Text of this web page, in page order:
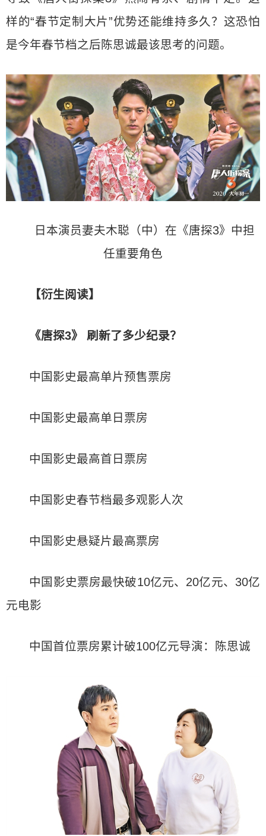
样的“春节定制大片”优势还能维持多久？这恐怕
是今年春节档之后陈思诚最该思考的问题。
日本演员妻夫木聪（中）在《唐探3》中担
任重要角色
【衍生阅读】
《唐探3》 刷新了多少纪录？
中国影史最高单片预售票房
中国影史最高单日票房
中国影史最高首日票房
中国影史春节档最多观影人次
中国影史悬疑片最高票房
中国影史票房最快破10亿元、20亿元、30亿
元电影
中国首位票房累计破100亿元导演：陈思诚